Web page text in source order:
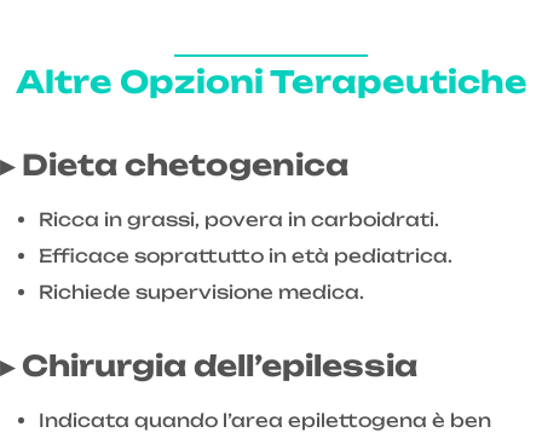
Altre Opzioni Terapeutiche
▸ Dieta chetogenica
Ricca in grassi, povera in carboidrati.
Efficace soprattutto in età pediatrica.
Richiede supervisione medica.
▸ Chirurgia dell’epilessia
Indicata quando l’area epilettogena è ben